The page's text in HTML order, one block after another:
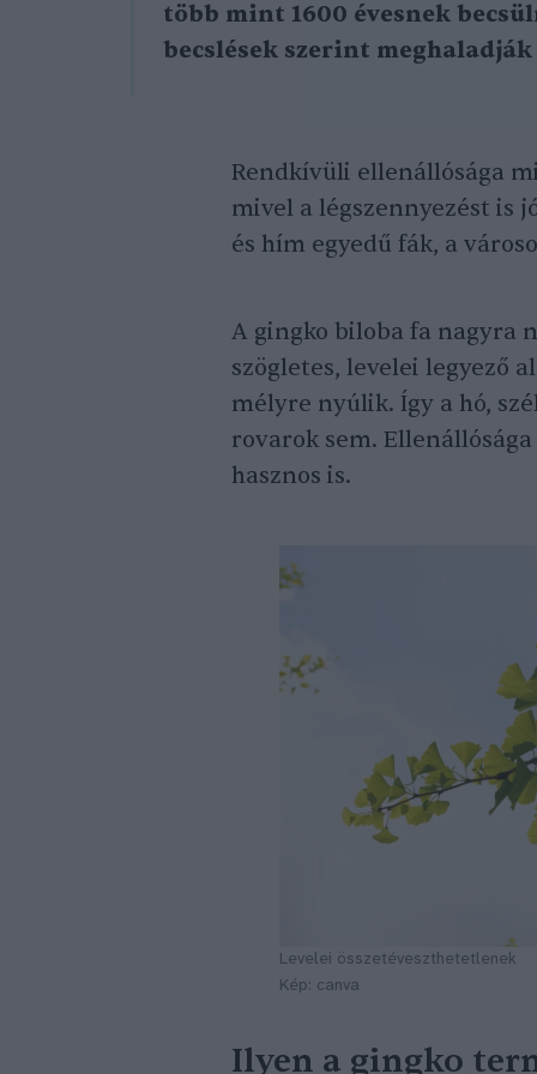
több mint 1600 évesnek
becslések szerint meghaladják
Rendkívüli ellenállósága
mivel a légszennyezést is
és hím egyedű fák, a
A gingko biloba fa nagyra
szögletes, levelei legyező
mélyre nyúlik. Így a hó,
rovarok sem.
hasznos is.
Levelei összetéveszthetetlenek
Kép: canva
Ilyen a gingko